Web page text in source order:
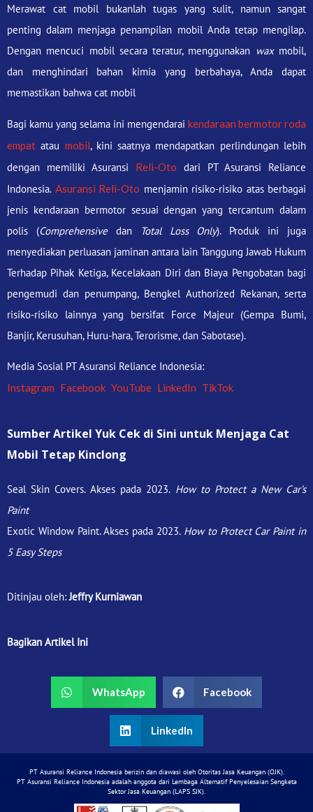
Merawat cat mobil bukanlah tugas yang sulit, namun sangat
penting dalam menjaga penampilan mobil Anda tetap mengilap.
Dengan mencuci mobil secara teratur, menggunakan waxmobil,
dan menghindari bahan kimia yang berbahaya, Anda dapat
memastikan bahwa cat mobil
Bagi kamu yang selama ini mengendarai kendaraan bermotor roda
empat atau mobil, kini saatnya mendapatkan perlindungan lebih
dengan memiliki Asuransi Reli-Oto dari PT Asuransi Reliance
Indonesia. Asuransi Reli-Oto menjamin risiko-risiko atas berbagai
jenis kendaraan bermotor sesuai dengan yang tercantum dalam
polis (Comprehensivedan Total Loss Only). Produk ini juga
menyediakan perluasan jaminan antara lain Tanggung Jawab Hukum
Terhadap Pihak Ketiga, Kecelakaan Diri dan Biaya Pengobatan bagi
pengemudi dan penumpang, Bengkel Authorized Rekanan, serta
risiko-risiko lainnya yang bersifat Force Majeur (Gempa Bumi,
Banjir, Kerusuhan, Huru-hara, Terorisme, dan Sabotase).
Media Sosial PT Asuransi Reliance Indonesia:
Instagram Facebook YouTube LinkedIn TikTok
Sumber Artikel Yuk Cek di Sini untuk Menjaga Cat
Mobil Tetap Kinclong
Seal Skin Covers. Akses pada 2023. How to Protect a New Car’s
Paint
Exotic Window Paint. Akses pada 2023. How to Protect Car Paint in
5 Easy Steps
Ditinjau oleh:Jeffry Kurniawan
Bagikan Artikel Ini
WhatsApp Facebook
LinkedIn
PT Asuransi Reliance Indonesia berizin dan diawasi oleh Otoritas Jasa Keuangan (OJK).
PT Asuransi Reliance Indonesia adalah anggota dari Lembaga Alternatif Penyelesaian Sengketa
Sektor Jasa Keuangan (LAPS SJK).